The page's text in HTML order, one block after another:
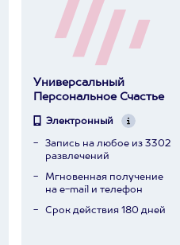
Универсальный
Персональное Счастье
Электронный
Запись на любое из 3302
развлечений
Мгновенная получение
на e-mail и телефон
Срок действия 180 дней